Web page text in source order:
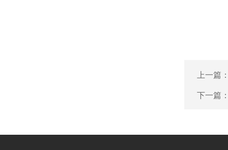
上一篇
下一篇